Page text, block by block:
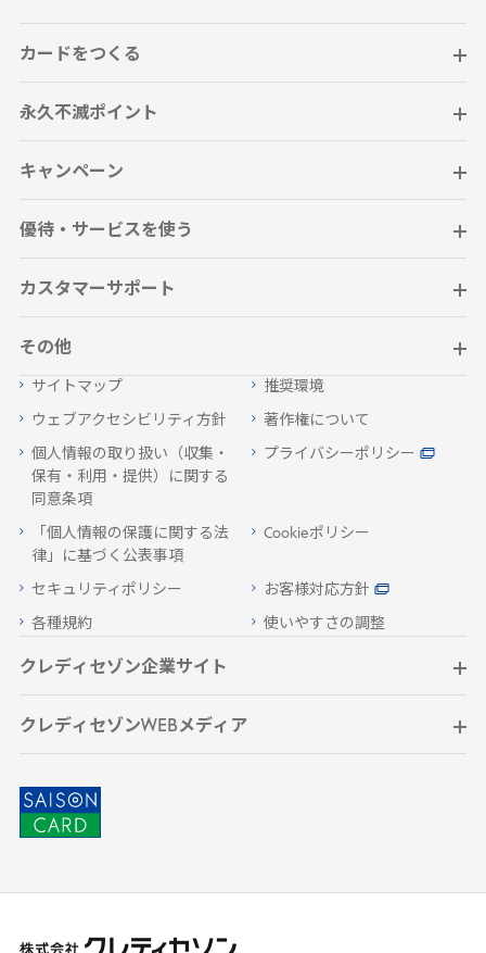
カードをつくる
永久不滅ポイント
キャンペーン
優待・サービスを使う
カスタマーサポート
その他
サイトマップ 推奨環境
ウェブアクセシビリティ方針 著作権について
個人情報の取り扱い（収集・
保有・利用・提供）に関する
同意条項
プライバシーポリシー
「個人情報の保護に関する法
律」に基づく公表事項
Cookieポリシー
セキュリティポリシー お客様対応方針
各種規約 使いやすさの調整
クレディセゾン企業サイト
クレディセゾンWEBメディア